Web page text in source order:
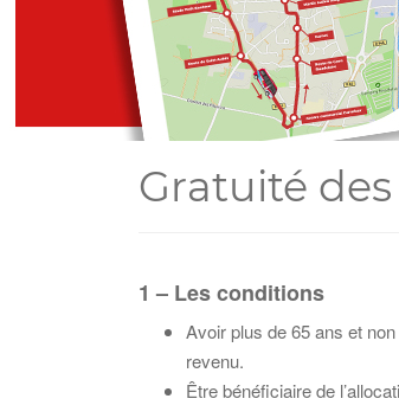
Gratuité
1 – Les conditions
Avoir plus de 65 ans et
revenu.
Être bénéficiaire de